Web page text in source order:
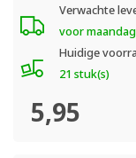
Verwachte
voor
Huidige
21 stuk(s)
5,95